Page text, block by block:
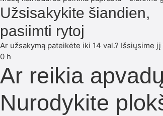
Užsisakykite šiandien,
pasiimti rytoj
Ar užsakymą pateikėte iki 14 val.? Išsiųsime
0 h
Ar reikia
Nurodykite